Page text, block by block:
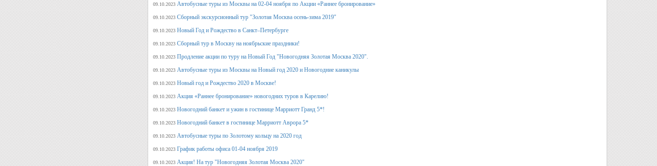
09.10.2023 Автобусные туры из Москвы на 02-04 ноября по Акции «Раннее бронирование»
09.10.2023 Сборный экскурсионный тур "Золотая Москва осень-зима 2019"
09.10.2023 Новый Год и Рождество в Санкт–Петербурге
09.10.2023 Сборный тур в Москву на ноябрьские праздники!
09.10.2023 Продление акции по туру на Новый Год "Новогодняя Золотая Москва 2020".
09.10.2023 Автобусные туры из Москвы на Новый год 2020 и Новогодние каникулы
09.10.2023 Новый год и Рождество 2020 в Москве!
09.10.2023 Акция «Раннее бронирование» новогодних туров в Карелию!
09.10.2023 Новогодний банкет и ужин в гостинице Марриотт Гранд 5*!
09.10.2023 Новогодний банкет в гостинице Марриотт Аврора 5*
09.10.2023 Автобусные туры по Золотому кольцу на 2020 год
09.10.2023 График работы офиса 01-04 ноября 2019
09.10.2023 Акция! На тур "Новогодняя Золотая Москва 2020"